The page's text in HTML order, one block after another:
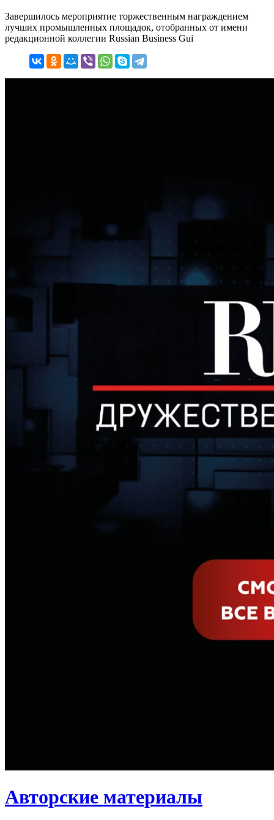
Завершилось мероприятие торжественным награждением
лучших промышленных площадок, отобранных от имени
редакционной коллегии Russian Business Gui
Авторские материалы